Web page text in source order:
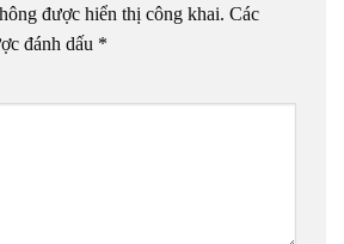
được hiển thị công khai. Các
đánh dấu *